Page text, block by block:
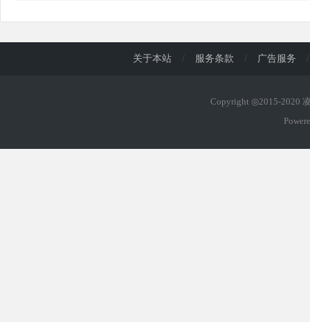
关于本站 / 服务条款 / 广告服务 /
Copyright ◎2015-2020